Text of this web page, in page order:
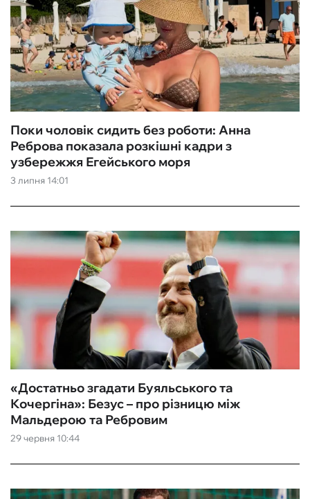
3 липня 14:01
Поки чоловік сидить без роботи: Анна
Реброва показала розкішні кадри з
узбережжя Егейського моря
29 червня 10:44
«Достатньо згадати Буяльського та
Кочергіна»: Безус – про різницю між
Мальдерою та Ребровим